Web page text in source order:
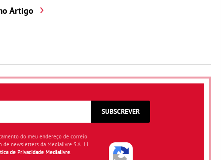
Artigo
SUBSCREVER
do meu endereço de correio
newsletters da Medialivre S.A.. Li
de Privacidade Medialivre.